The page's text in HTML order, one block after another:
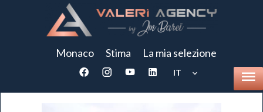
Monaco Stima La mia selezione
IT